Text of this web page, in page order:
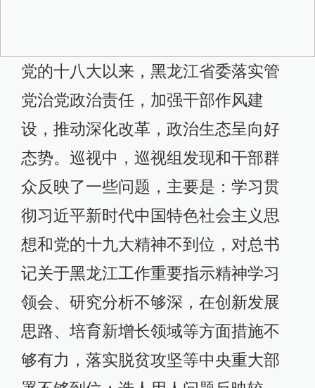
党的十八大以来，黑龙江省委落实管
党治党政治责任，加强干部作风建
设，推动深化改革，政治生态呈向好
态势。巡视中，巡视组发现和干部群
众反映了一些问题，主要是：学习贯
彻习近平新时代中国特色社会主义思
想和党的十九大精神不到位，对总书
记关于黑龙江工作重要指示精神学习
领会、研究分析不够深，在创新发展
思路、培育新增长领域等方面措施不
够有力，落实脱贫攻坚等中央重大部